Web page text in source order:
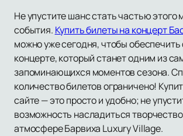
Не упустите шанс стать частью этого
события. Купить билеты на концерт
можно уже сегодня, чтобы обеспечить
концерте, который станет одним из
запоминающихся моментов сезона.
количество билетов ограничено!
сайте — это просто и удобно; не
возможность насладиться
атмосфере Барвиха Luxury Village.